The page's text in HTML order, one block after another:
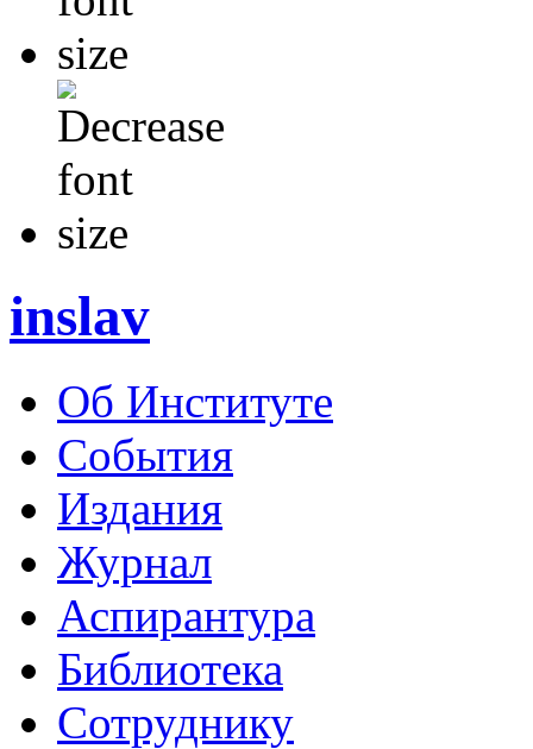
inslav
Об Институте
События
Издания
Журнал
Аспирантура
Библиотека
Сотруднику